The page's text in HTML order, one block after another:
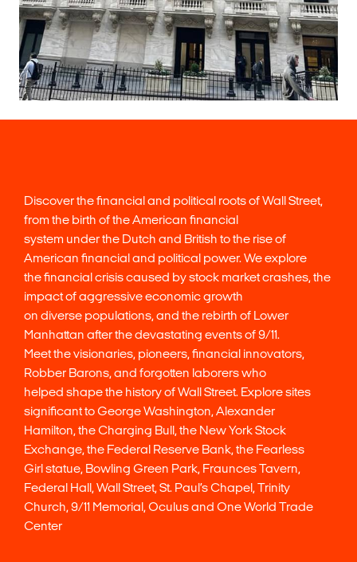
Discover the financial and political roots of Wall Street,
from the birth of the American financial
system under the Dutch and British to the rise of
American financial and political power. We explore
the financial crisis caused by stock market crashes, the
impact of aggressive economic growth
on diverse populations, and the rebirth of Lower
Manhattan after the devastating events of 9/11.
Meet the visionaries, pioneers, financial innovators,
Robber Barons, and forgotten laborers who
helped shape the history of Wall Street. Explore sites
significant to George Washington, Alexander
Hamilton, the Charging Bull, the New York Stock
Exchange, the Federal Reserve Bank, the Fearless
Girl statue, Bowling Green Park, Fraunces Tavern,
Federal Hall, Wall Street, St. Paul’s Chapel, Trinity
Church, 9/11 Memorial, Oculus and One World Trade
Center